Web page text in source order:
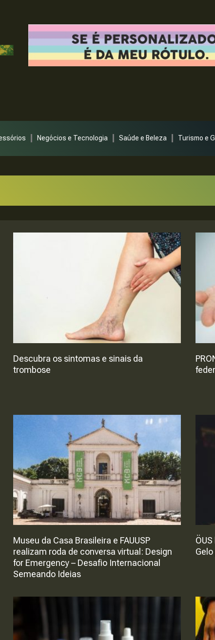
Negócios e Tecnologia Saúde e Beleza Turismo e
Descubra os sintomas e sinais da
trombose
Museu da Casa Brasileira e FAUUSP
realizam roda de conversa virtual: Design
for Emergency – Desafio Internacional
Semeando Ideias